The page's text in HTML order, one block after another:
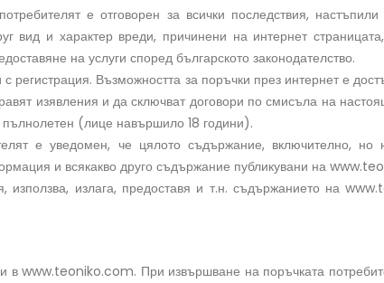
е отговорен за всички последствия,
вид и характер вреди, причинени на интернет
на услуги според българското законодателство.
Възможността за поръчки през интернет е
изявления и да сключват договори по смисъла на
(лице навършило 18 години).
е уведомен, че цялото съдържание, включително, но
и всякакво друго съдържание публикувани на
излага, предоставя и т.н. съдържанието на
в www.teoniko.com. При извършване на поръчката